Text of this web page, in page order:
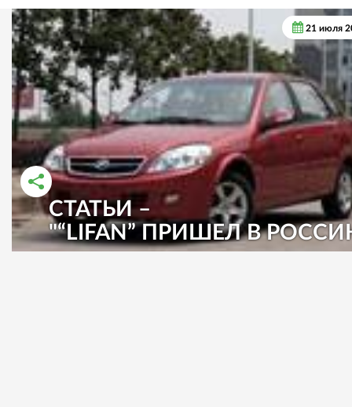
СТАТЬИ –
"“LIFAN” ПРИШЕЛ В
21 июля
РАССКАЗАТЬ ВО ВКОНТАКТЕ
РАССКАЗАТЬ В ОДНОКЛАССНИКАХ